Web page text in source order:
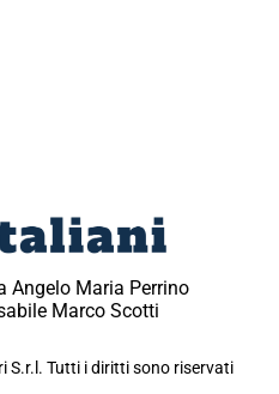
Angelo Maria Perrino
Marco Scotti
S.r.l. Tutti i diritti sono riservati